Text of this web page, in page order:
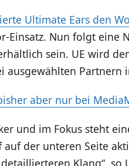
Ultimate Ears den
Einsatz. Nun folgt eine
sein. UE wird
ausgewählten Partnern
aber nur bei
und im Fokus steht
der unteren Seite